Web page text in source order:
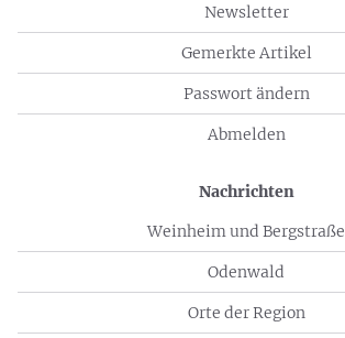
Newsletter
Gemerkte Artikel
Passwort ändern
Abmelden
Nachrichten
Weinheim und Bergstraße
Odenwald
Orte der Region